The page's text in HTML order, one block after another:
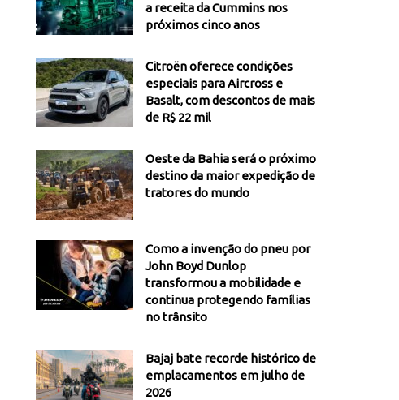
a receita da Cummins nos
próximos cinco anos
Citroën oferece condições
especiais para Aircross e
Basalt, com descontos de mais
de R$ 22 mil
Oeste da Bahia será o próximo
destino da maior expedição de
tratores do mundo
Como a invenção do pneu por
John Boyd Dunlop
transformou a mobilidade e
continua protegendo famílias
no trânsito
Bajaj bate recorde histórico de
emplacamentos em julho de
2026